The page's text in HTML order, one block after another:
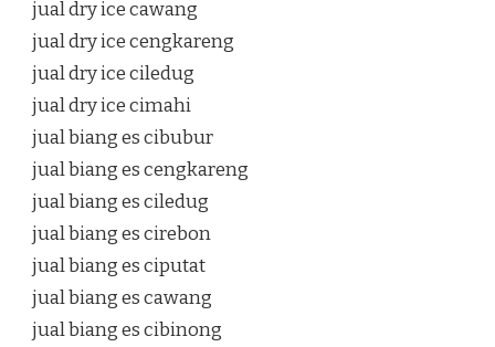
jual dry ice cawang
jual dry ice cengkareng
jual dry ice ciledug
jual dry ice cimahi
jual biang es cibubur
jual biang es cengkareng
jual biang es ciledug
jual biang es cirebon
jual biang es ciputat
jual biang es cawang
jual biang es cibinong